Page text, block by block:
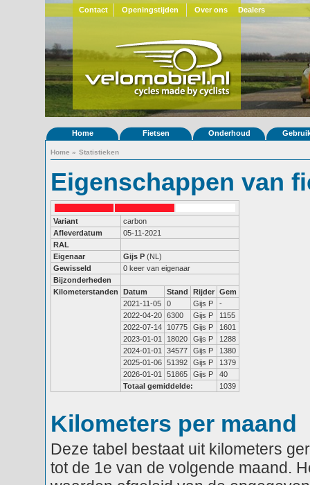
Contact Openingstijden Over ons Dealers
Home Fietsen Onderhoud
Home » Statistieken
Eigenschappen van
Variant
carbon
Afleverdatum
05-11-2021
RAL
Eigenaar
Gijs P (NL)
Gewisseld
0 keer van eigenaar
Bijzonderheden
Kilometerstanden
Datum Stand Rijder Gem
2021-11-05
0 Gijs P
-
2022-04-20 6300 Gijs P
1155
2022-07-14
10775 Gijs P
1601
2023-01-01
18020 Gijs P
1288
2024-01-01
34577 Gijs P
1380
2025-01-06 51392 Gijs P
1379
2026-01-01
51865 Gijs P
40
Totaal gemiddelde:
1039
Kilometers per maand
Deze tabel bestaat uit kilometers
tot de 1e van de volgende maand.